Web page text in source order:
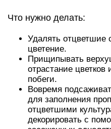
Что нужно делать:
Удалять отцветшие
цветение.
Прищипывать
отрастание цветков
побеги.
Вовремя
для заполнения
отцветшими
декорировать с